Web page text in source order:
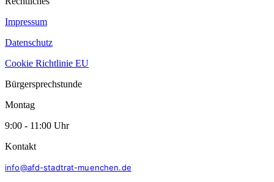
Impressum
Datenschutz
Cookie Richtlinie EU
Bürgersprechstunde
Montag
9:00 - 11:00 Uhr
Kontakt
info@afd-stadtrat-muenchen.de